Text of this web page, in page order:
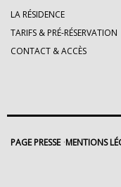
LA RÉSIDENCE
TARIFS & PRÉ-RÉSERVATION
CONTACT & ACCÈS
PAGE PRESSE MENTIONS